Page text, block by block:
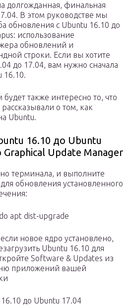
долгожданная, финальная
В этом руководстве мы
обновления с Ubuntu 16.10 до
использование
обновлений и
строки. Если вы хотите
до 17.04, вам нужно сначала
16.10.
также интересно то, что
о том, как
Ubuntu.
16.10 до Ubuntu
Update Manager
терминала, и выполните
обновления установленного
apt dist-upgrade
новое ядро ​​установлено,
Ubuntu 16.10 для
Software & Updates из
приложений вашей
до Ubuntu 17.04